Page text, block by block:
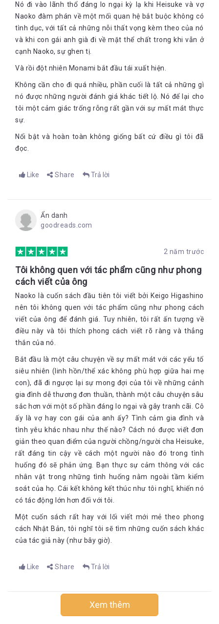
Nó đi vào lãnh thổ đáng lo ngại kỳ lạ khi Heisuke và vợ
Naoko đàm phán về một mối quan hệ bắt buộc không có
tình dục, với tất cả những nỗi thất vọng kèm theo của nó
và khi con gái anh già đi về mặt thể chất trong khi vẫn ở
cạnh Naoko, sự ghen tị.
Và rồi đột nhiên Monami bắt đầu tái xuất hiện.
Không cần cho đi quá nhiều, phần cuối là tất cả những gì
nó được những người đánh giá khác tiết lộ. Nó để lại cho
tôi một cảm giác trống rỗng rất gần với sự mất mát thực
sự.
Nổi bật và hoàn toàn không giống bất cứ điều gì tôi đã
đọc.
Like Share Trả lời
Ẩn danh
goodreads.com
2 năm trước
Tôi không quen với tác phẩm cũng như phong
cách viết của ông
Naoko là cuốn sách đầu tiên tôi viết bởi Keigo Higashino
nên tôi không quen với tác phẩm cũng như phong cách
viết của ông để đánh giá. Tuy nhiên, tôi rất ấn tượng về
điều này và tôi thích phong cách viết rõ ràng và thẳng
thắn của nó.
Bắt đầu là một câu chuyện về sự mất mát với các yếu tố
siêu nhiên (linh hồn/thể xác không phù hợp giữa hai mẹ
con), đã đi ngược lại sự mong đợi của tôi về những cảnh
gia đình dễ thương đơn thuần, thành một câu chuyện sâu
sắc hơn với một số phần đáng lo ngại và gây tranh cãi. Cô
ấy là vợ hay con gái của anh ấy? Tình cảm gia đình và
tình yêu khác nhau như thế nào? Cách nó được viết đơn
giản theo quan điểm của người chồng/người cha Heisuke,
rất đáng tin cậy về cách một người nào đó trong tình
huống đó sẽ phản ứng. Bạn thực sự cảm thông với các
nhân vật trong những tình huống nằm ngoài tầm kiểm
soát của họ. Cái kết không kết thúc như tôi nghĩ, khiến nó
có tác động lớn hơn đối với tôi.
Một cuốn sách rất hay với lối viết mới mẻ theo phong
cách Nhật Bản, tôi nghĩ tôi sẽ tìm những cuốn sách khác
của tác giả này (như bây giờ).
Like Share Trả lời
Xem thêm